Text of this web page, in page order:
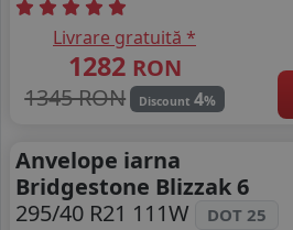
Livrare gratuită *
1282 RON
1345 RON
Discount 4%
Anvelope iarna
Bridgestone Blizzak 6
295/40 R21 111W
DOT 25